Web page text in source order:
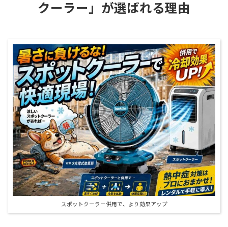
クーラー」が選ばれる理由
スポットクーラー併用で、より効果アップ